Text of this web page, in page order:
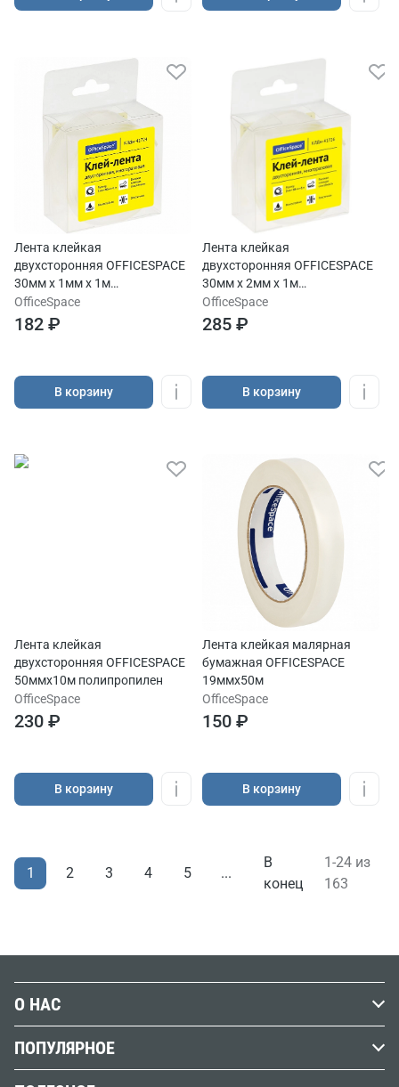
Лента клейкая
двухсторонняя OFFICESPACE
30мм х 1мм х 1м
многоразовая
OfficeSpace
182 ₽
В корзину
Лента клейкая
двухсторонняя OFFICESPACE
30мм х 2мм х 1м
многоразовая
OfficeSpace
285 ₽
В корзину
Лента клейкая
двухсторонняя OFFICESPACE
50ммх10м полипропилен
OfficeSpace
230 ₽
В корзину
Лента клейкая малярная
бумажная OFFICESPACE
19ммх50м
OfficeSpace
150 ₽
В корзину
1 2 3 4 5 ...
В
конец
1-24 из
163
О НАС
Наши магазины
ПОПУЛЯРНОЕ